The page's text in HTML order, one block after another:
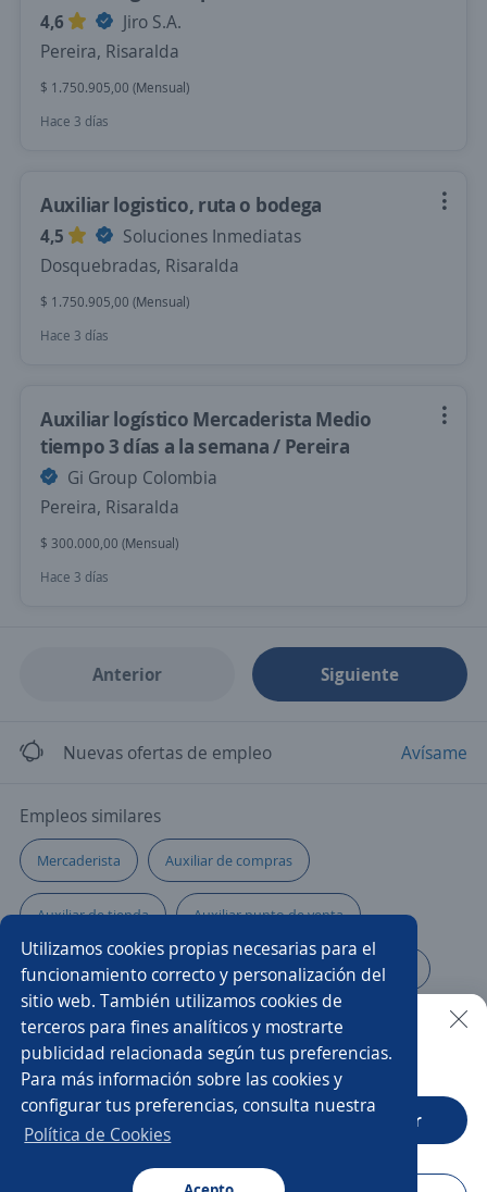
Utilizamos cookies propias necesarias para el
funcionamiento correcto y personalización del
sitio web. También utilizamos cookies de
terceros para fines analíticos y mostrarte
publicidad relacionada según tus preferencias.
Para más información sobre las cookies y
configurar tus preferencias, consulta nuestra
Política de Cookies
4,6
Jiro S.A.
Pereira, Risaralda
$ 1.750.905,00 (Mensual)
Hace 3 días
Auxiliar logistico, ruta o bodega
4,5
Soluciones Inmediatas
Dosquebradas, Risaralda
$ 1.750.905,00 (Mensual)
Hace 3 días
Auxiliar logístico Mercaderista Medio
tiempo 3 días a la semana / Pereira
Gi Group Colombia
Pereira, Risaralda
$ 300.000,00 (Mensual)
Hace 3 días
Anterior Siguiente
Nuevas ofertas de empleo Avísame
Empleos similares
Mercaderista Auxiliar de compras
Auxiliar de tienda Auxiliar punto de venta
Auxiliar de farmacia Auxiliar de almacén hospitalario
Asistente cobranza Almacenista Auxiliar
Auxiliar operativo Auxiliar de distribución
Asistente de gerencia Pasante de calidad
Auxiliar de almacén y montacarguista
Buscar es más fácil en la app
CT App Abrir